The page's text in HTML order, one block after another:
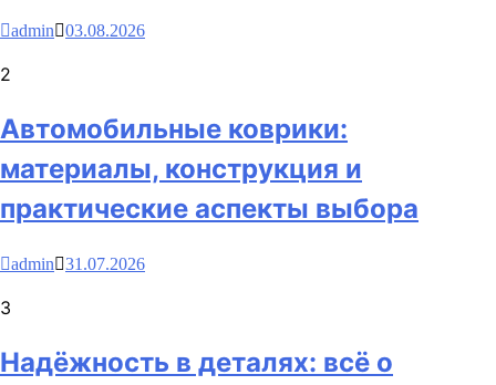
admin 03.08.2026
2
Автомобильные коврики:
материалы, конструкция и
практические аспекты выбора
admin 31.07.2026
3
Надёжность в деталях: всё о